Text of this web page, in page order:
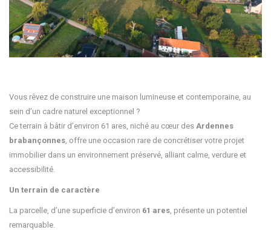
Vous rêvez de construire une maison lumineuse et contemporaine, au
sein d’un cadre naturel exceptionnel ?
Ce terrain à bâtir d’environ 61 ares, niché au cœur des Ardennes
brabançonnes , offre une occasion rare de concrétiser votre projet
immobilier dans un environnement préservé, alliant calme, verdure et
accessibilité.
Un terrain de caractère
La parcelle, d’une superficie d’environ 61 ares , présente un potentiel
remarquable.